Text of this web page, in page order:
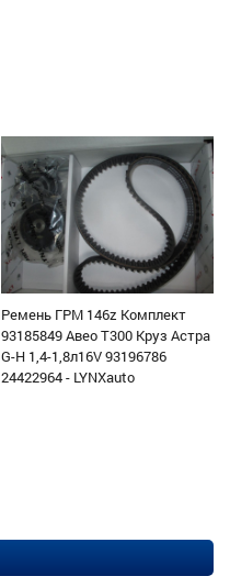
Ремень ГРМ 146z Комплект
93185849 Авео Т300 Круз Астра
G-H 1,4-1,8л16V 93196786
24422964 - LYNXauto